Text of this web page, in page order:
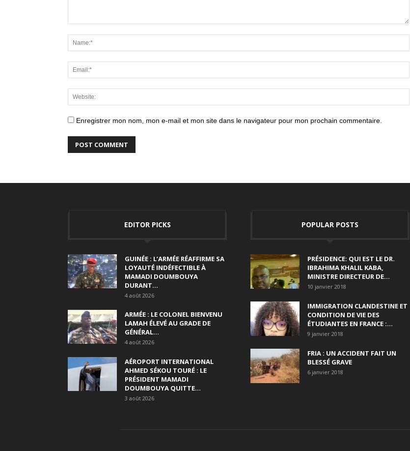
Enregistrer mon nom, mon e-mail et mon site dans le navigateur pour mon prochain commentaire.
EDITOR PICKS
GUINÉE : L’ARMÉE RÉAFFIRME SA
LOYAUTÉ INDÉFECTIBLE À
MAMADI DOUMBOUYA
DURANT...
4 août 2026
ARMÉE : LE COLONEL BIENVENU
LAMAH ÉLEVÉ AU GRADE DE
GÉNÉRAL...
4 août 2026
AÉROPORT INTERNATIONAL
AHMED SÉKOU TOURÉ : LE
PRÉSIDENT MAMADI
DOUMBOUYA QUITTE...
3 août 2026
POPULAR POSTS
PRÉSIDENCE: QUI EST LE DR.
IBRAHIMA KHALIL KABA,
MINISTRE DIRECTEUR DE...
10 janvier 2018
IMMIGRATION CLANDESTINE ET
CONDITION DE VIE DES
ÉTUDIANTES EN FRANCE :...
9 janvier 2018
FRIA : UN ACCIDENT FAIT UN
BLESSÉ GRAVE
6 janvier 2018